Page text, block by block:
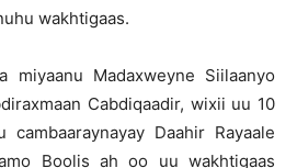
wakhtigaas.
miyaanu Madaxweyne Siilaanyo
Cabdiqaadir, wixii uu 10
Daahir Rayaale
Boolis ah oo uu wakhtigaas